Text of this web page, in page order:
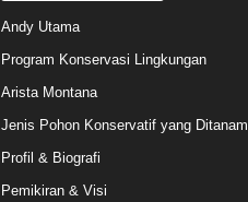
Andy Utama
Program Konservasi Lingkungan
Arista Montana
Jenis Pohon Konservatif yang Ditanam
Profil & Biografi
Pemikiran & Visi